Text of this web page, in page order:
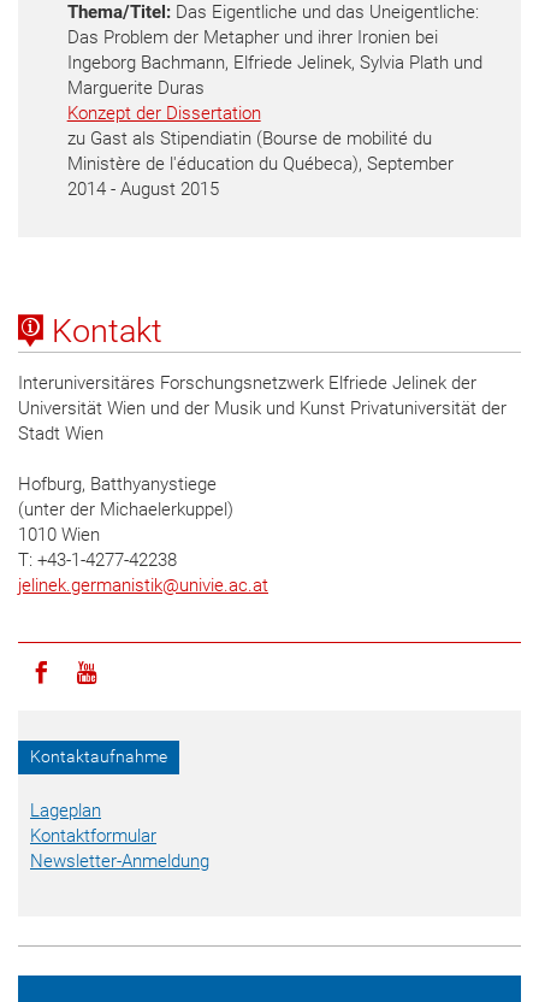
Thema/Titel:Das Eigentliche und das Uneigentliche:
Das Problem der Metapher und ihrer Ironien bei
Ingeborg Bachmann, Elfriede Jelinek, Sylvia Plath und
Marguerite Duras
Konzept der Dissertation
zu Gast als Stipendiatin (Bourse de mobilité du
Ministère de l'éducation du Québeca), September
2014 - August 2015
Kontakt
Interuniversitäres Forschungsnetzwerk Elfriede Jelinek der
Universität Wien und der Musik und Kunst Privatuniversität der
Stadt Wien
Hofburg, Batthyanystiege
(unter der Michaelerkuppel)
1010 Wien
T: +43-1-4277-42238
jelinek.germanistik@univie.ac.at
Icon facebook
Icon youtube
Kontaktaufnahme
Lageplan
Kontaktformular
Newsletter-Anmeldung